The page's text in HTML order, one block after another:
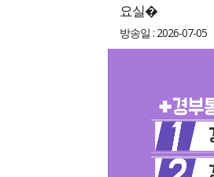
요실�
방송일 : 2026-07-05